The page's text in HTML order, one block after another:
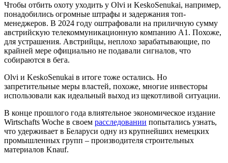
Чтобы отбить охоту уходить у Olvi и KeskoSenukai, например,
понадобились огромные штрафы и задержания топ-
менеджеров. В 2024 году оштрафовали на приличную сумму
австрийскую телекоммуникационную компанию A1. Похоже,
для устрашения. Австрийцы, неплохо зарабатывающие, по
крайней мере официально не подавали сигналов, что
собираются в бега.
Olvi и KeskoSenukai в итоге тоже остались. Но
запретительные меры властей, похоже, многие инвесторы
использовали как идеальный выход из щекотливой ситуации.
В конце прошлого года влиятельное экономическое издание
Wirtschafts Woche в своем расследовании попытались узнать,
что удерживает в Беларуси одну из крупнейших немецких
промышленных групп – производителя строительных
материалов Knauf.